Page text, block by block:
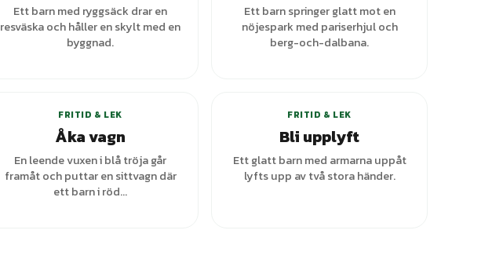
Ett barn med ryggsäck drar en
resväska och håller en skylt med en
byggnad.
Ett barn springer glatt mot en
nöjespark med pariserhjul och
berg-och-dalbana.
FRITID & LEK
Åka vagn
En leende vuxen i blå tröja går
framåt och puttar en sittvagn där
ett barn i röd...
FRITID & LEK
Bli upplyft
Ett glatt barn med armarna uppåt
lyfts upp av två stora händer.